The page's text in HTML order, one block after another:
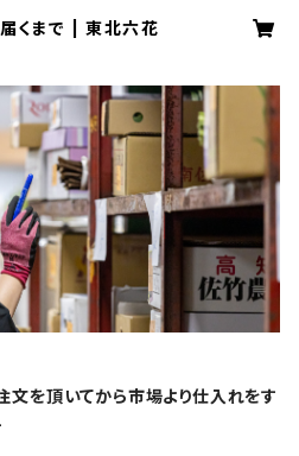
くまで | 東北六花
文を頂いてから市場より仕入れをす